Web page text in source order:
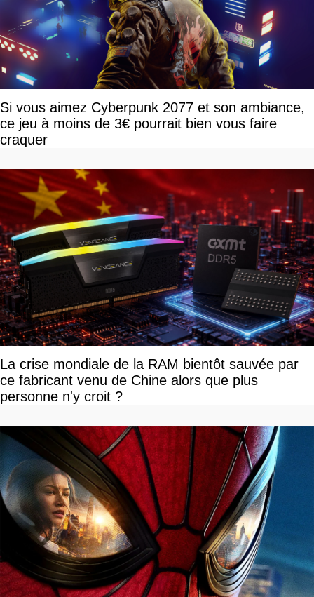
Si vous aimez Cyberpunk 2077 et son ambiance,
ce jeu à moins de 3€ pourrait bien vous faire
craquer
La crise mondiale de la RAM bientôt sauvée par
ce fabricant venu de Chine alors que plus
personne n'y croit ?